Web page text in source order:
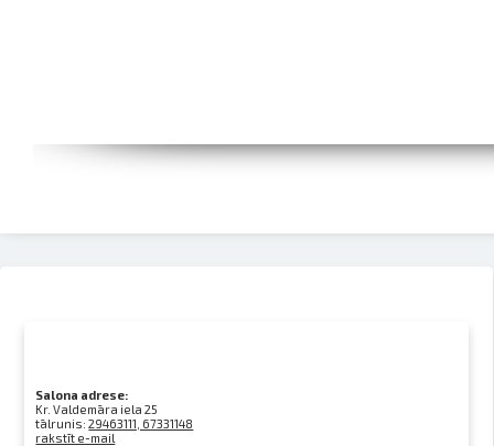
Salona adrese:
Kr. Valdemāra iela 25
tālrunis:29463111, 67331148
rakstīt e-mail